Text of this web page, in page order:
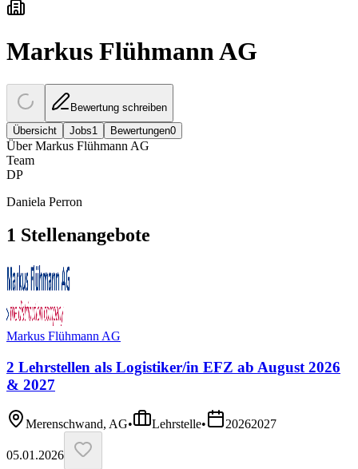
Markus Flühmann AG
Bewertung schreiben
Übersicht
Jobs1 Bewertungen0
ÜberMarkus Flühmann AG
Team
DP
Daniela Perron
1 Stellenangebote
Markus Flühmann AG
2 Lehrstellen als Logistiker/in EFZ ab August 2026
& 2027
Merenschwand, AG• Lehrstelle• 20262027
05.01.2026